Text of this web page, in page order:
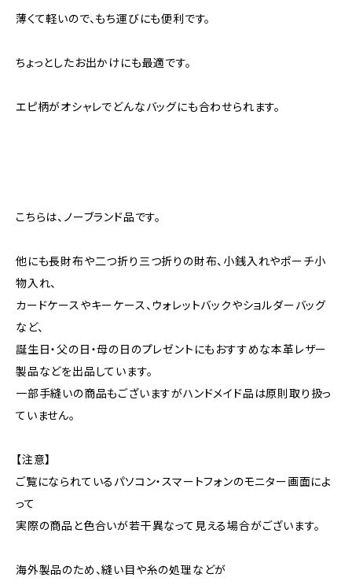
薄くて軽いので、もち運びにも便利です。
ちょっとしたお出かけにも最適です。
エピ柄がオシャレでどんなバッグにも合わせられます。
こちらは、ノーブランド品です。
他にも長財布や二つ折り三つ折りの財布、小銭入れやポーチ小
物入れ、
カードケースやキーケース、ウォレットバックやショルダーバッグ
など、
誕生日・父の日・母の日のプレゼントにもおすすめな本革レザー
製品などを出品しています。
一部手縫いの商品もございますがハンドメイド品は原則取り扱っ
ていません。
【注意】
ご覧になられているパソコン・スマートフォンのモニター画面によ
って
実際の商品と色合いが若干異なって見える場合がございます。
海外製品のため、縫い目や糸の処理などが